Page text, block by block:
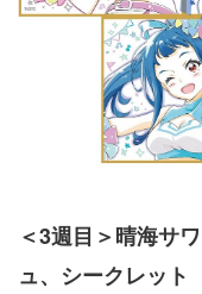
＜3週目＞晴海サ
ュ、シークレット